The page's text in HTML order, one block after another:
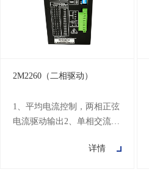
择11、细分设定范围为200-
5120012、具有过压
2M2260（二相驱动）
1、平均电流控制，两相正弦
电流驱动输出2、单相交流80
号输入/输出4、过压、欠
详情